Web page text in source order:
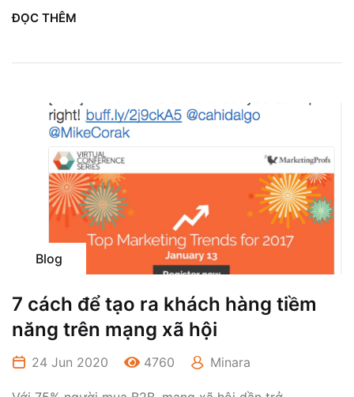
ĐỌC THÊM
Blog
7 cách để tạo ra khách hàng tiềm
năng trên mạng xã hội
24 Jun 2020 4760 Minara